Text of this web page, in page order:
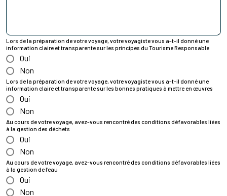
Lors de la préparation de votre voyage, votre voyagiste vous a-t-il donné une
information claire et transparente sur les principes du Tourisme Responsable
Oui
Non
Lors de la préparation de votre voyage, votre voyagiste vous a-t-il donné une
information claire et transparente sur les bonnes pratiques à mettre en œuvres
Oui
Non
Au cours de votre voyage, avez-vous rencontré des conditions défavorables liées
à la gestion des déchets
Oui
Non
Au cours de votre voyage, avez-vous rencontré des conditions défavorables liées
à la gestion de l'eau
Oui
Non